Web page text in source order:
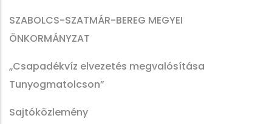
SZABOLCS-SZATMÁR-BEREG MEGYEI
ÖNKORMÁNYZAT
„Csapadékvíz elvezetés megvalósítása
Tunyogmatolcson”
Sajtóközlemény